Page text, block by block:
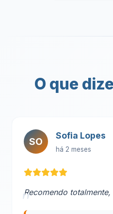
O que
SO
Sofia Lopes
há 2 meses
Recomendo